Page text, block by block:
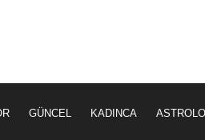
GÜNCEL KADINCA